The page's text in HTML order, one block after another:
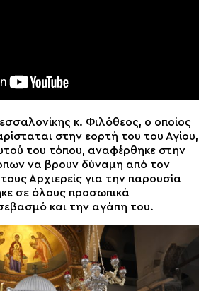
κ. Φιλόθεος, ο οποίος
στην εορτή του του Αγίου,
του τόπου, αναφέρθηκε στην
να βρουν δύναμη από τον
Αρχιερείς για την παρουσία
σε όλους προσωπικά
και την αγάπη του.